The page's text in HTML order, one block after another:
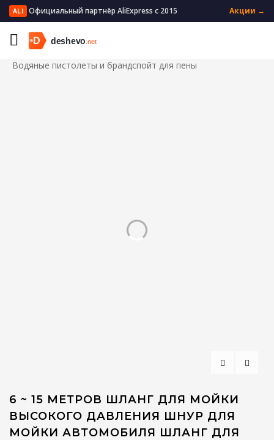
ALI Официальный партнёр AliExpress с 2015 Акции →
Главная
Автомобили и мотоциклы
Мытье и уход за машиной
Водяные пистолеты и брандспойт для пены
6 ~ 15 МЕТРОВ ШЛАНГ ДЛЯ МОЙКИ
ВЫСОКОГО ДАВЛЕНИЯ ШНУР ДЛЯ
МОЙКИ АВТОМОБИЛЯ ШЛАНГ ДЛЯ